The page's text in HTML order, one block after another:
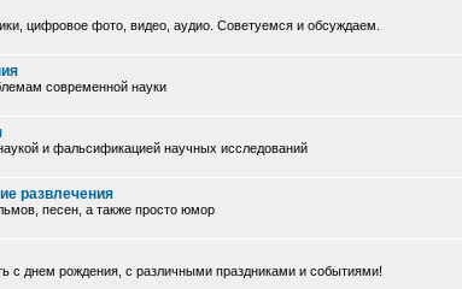
цифровое фото, видео, аудио. Советуемся и обсуждаем.
современной науки
и фальсификацией научных исследований
развлечения
песен, а также просто юмор
с днем рождения, с различными праздниками и событиями!